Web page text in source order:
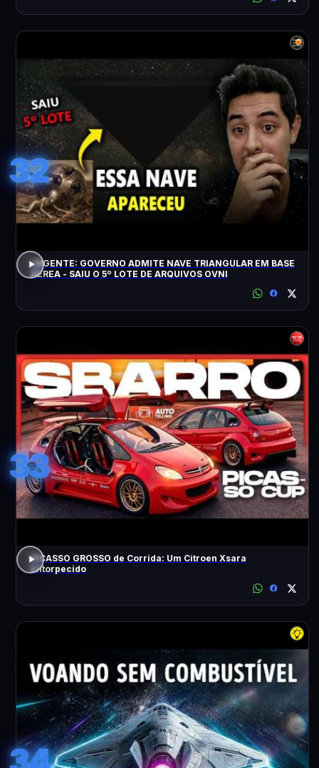
32
URGENTE: GOVERNO ADMITE NAVE TRIANGULAR EM BASE
AÉREA - SAIU O 5º LOTE DE ARQUIVOS OVNI
33
PICASSO GROSSO de Corrida: Um Citroen Xsara
Entorpecido